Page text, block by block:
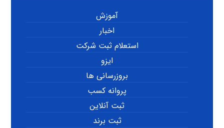
آموزش
اخبار
استعلام ثبت شرکت
ایزو
بروزرسانی ها
پروانه کسب
ثبت آنلاین
ثبت برند